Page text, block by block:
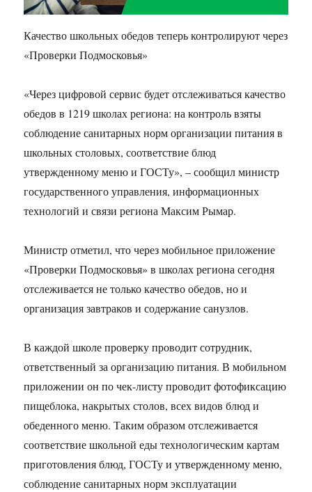
Качество школьных обедов теперь контролируют через
«Проверки Подмосковья»
«Через цифровой сервис будет отслеживаться качество
обедов в 1219 школах региона: на контроль взяты
соблюдение санитарных норм организации питания в
школьных столовых, соответствие блюд
утвержденному меню и ГОСТу», – сообщил министр
государственного управления, информационных
технологий и связи региона Максим Рымар.
Министр отметил, что через мобильное приложение
«Проверки Подмосковья» в школах региона сегодня
отслеживается не только качество обедов, но и
организация завтраков и содержание санузлов.
В каждой школе проверку проводит сотрудник,
ответственный за организацию питания. В мобильном
приложении он по чек-листу проводит фотофиксацию
пищеблока, накрытых столов, всех видов блюд и
обеденного меню. Таким образом отслеживается
соответствие школьной еды технологическим картам
приготовления блюд, ГОСТу и утвержденному меню,
соблюдение санитарных норм эксплуатации